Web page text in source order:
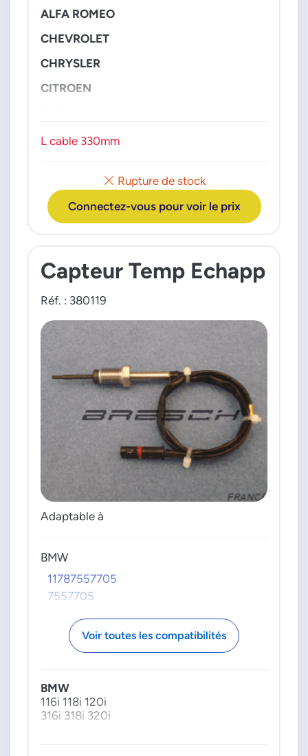
51825673
55199543
55218464
55257688
K68254607AA
22630LE01B
22630LE01C
92195
RTA9000EE118
RTA9000EE139
55489472
554966932
55566185
5855387
855632
PIERBURG
71219641
00001618FY
1481079J80
1481079J80000
1481079J800000000
1821379J60
1821379J60000
Rupture de stock
Connectez-vous pour voir le prix
ALFA ROMEO
CHEVROLET
CHRYSLER
CITROEN
NISSAN
PEUGEOT
SUZUKI
L cable 330mm
Capteur Temp Echapp
Réf. : 380119
Adaptable à
BMW
11787557705
7557705
Voir toutes les compatibilités
BMW
116i 118i 120i
316i 318i 320i